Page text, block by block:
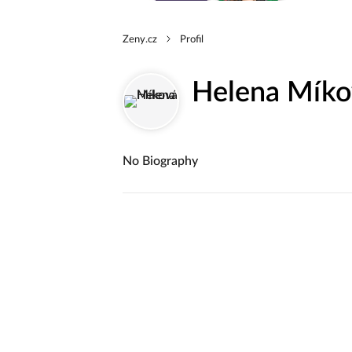
Zeny.cz Profil
Helena
No Biography